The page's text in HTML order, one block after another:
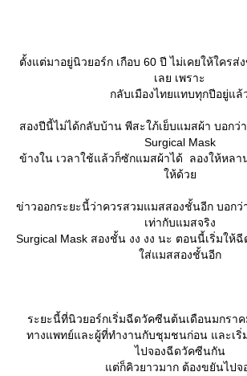
ตั้งแต่มาอยู่นิวยอร์ก เกือบ 60 ปี ไม่เคยให้ใครส่
เลย เพราะ
กลับเมืองไทยแทบทุกปีอยู่แล้
สองปีนี้ไม่ได้กลับบ้าน พีสะใภ้เย็บแมสผ้า บอกว่
Surgical Mask
ข้างใน เวลาใช้แล้วก็ซักแมสผ้าได้ ลองให้หลา
ห้ด้ว
ข่าวออกระยะนี้ว่าควรสวมแมสสองชั้นอีก บอกว่
เท่ากับแมสจริง
Surgical Mask สองชั้น งง งง นะ ตอนนี้เริ่มให้
ส่แมสสองชั้นอีก
ระยะนี้ที่นิวยอร์กเริ่มฉีดวัคซีนต้นเดือนมกรา
ทางแพทย์และผู้ที่ทำงานกับชุมชนก่อน และเริ่
ไปจองฉีดวัคซีนกัน
ต่ก็คิวยาวมาก ต้องขยันไปจ